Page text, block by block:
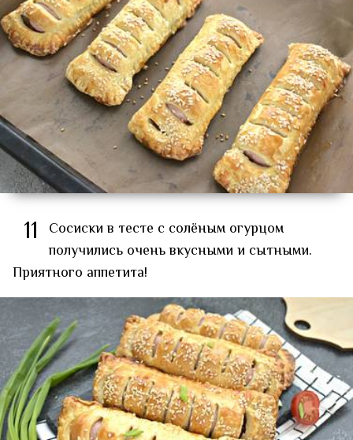
11
Сосиски в тесте с солёным огурцом
получились очень вкусными и сытными.
Приятного аппетита!